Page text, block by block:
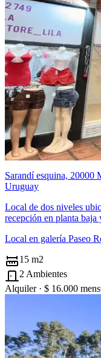
Sarandí esquina, 20000
Uruguay
Local de dos niveles
recepción en planta baja
Local en galería Paseo
15 m2
2 Ambientes
Alquiler · $ 16.000